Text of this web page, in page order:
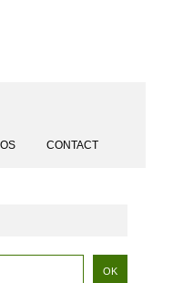
CONTACT